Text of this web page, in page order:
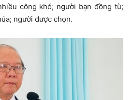
công khó; người bạn đồng tù;
người được chọn.